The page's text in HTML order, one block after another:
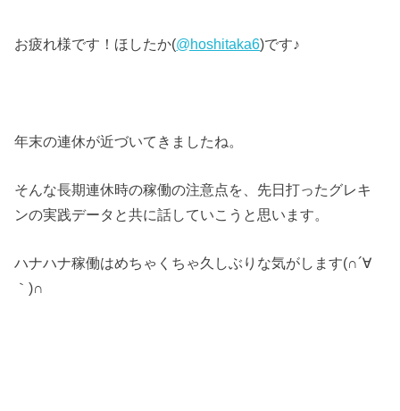
er
e
k
お疲れ様です！ほしたか(@hoshitaka6)です♪
年末の連休が近づいてきましたね。
そんな長期連休時の稼働の注意点を、先日打ったグレキ
ンの実践データと共に話していこうと思います。
ハナハナ稼働はめちゃくちゃ久しぶりな気がします(∩´∀
｀)∩